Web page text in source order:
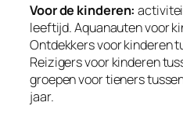
Voor de kinderen:
leeftijd. Aquanauten voor
Ontdekkers voor kinderen
Reizigers voor kinderen
groepen voor tieners tussen
jaar.